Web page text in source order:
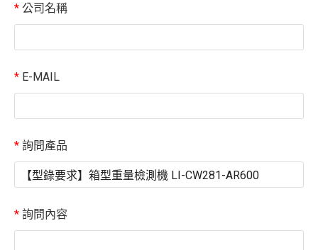
* 公司名稱
* E-MAIL
* 詢問產品
* 詢問內容